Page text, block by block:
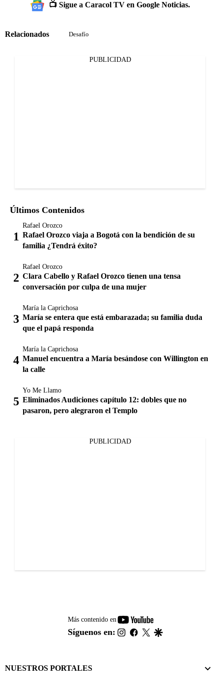
📺 Sigue a Caracol TV en Google Noticias.
Relacionados Desafío
PUBLICIDAD
Últimos Contenidos
Rafael Orozco
Rafael Orozco viaja a Bogotá con la bendición de su
familia ¿Tendrá éxito?
Rafael Orozco
Clara Cabello y Rafael Orozco tienen una tensa
conversación por culpa de una mujer
María la Caprichosa
María se entera que está embarazada; su familia duda
que el papá responda
María la Caprichosa
Manuel encuentra a María besándose con Willington en
la calle
Yo Me Llamo
Eliminados Audiciones capítulo 12: dobles que no
pasaron, pero alegraron el Templo
PUBLICIDAD
Más contenido en
youtube-
footer
Síguenos en: instagram
facebook
twitter
NUESTROS PORTALES